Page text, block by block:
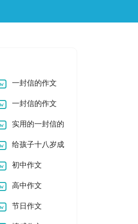
一封信的作文
一封信的作文
字实用的一封信的
文给孩子十八岁成
礼的一封信
初中作文
高中作文
节日作文